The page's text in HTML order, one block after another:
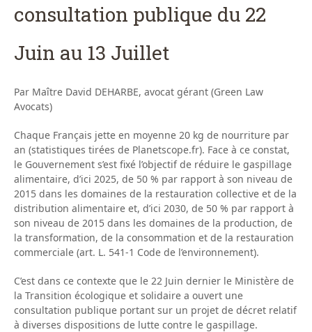
consultation publique du 22
Juin au 13 Juillet
Par Maître David DEHARBE, avocat gérant (Green Law
Avocats)
Chaque Français jette en moyenne 20 kg de nourriture par
an (statistiques tirées de Planetscope.fr). Face à ce constat,
le Gouvernement s’est fixé l’objectif de réduire le gaspillage
alimentaire, d’ici 2025, de 50 % par rapport à son niveau de
2015 dans les domaines de la restauration collective et de la
distribution alimentaire et, d’ici 2030, de 50 % par rapport à
son niveau de 2015 dans les domaines de la production, de
la transformation, de la consommation et de la restauration
commerciale (art. L. 541-1 Code de l’environnement).
C’est dans ce contexte que le 22 Juin dernier le Ministère de
la Transition écologique et solidaire a ouvert une
consultation publique portant sur un projet de décret relatif
à diverses dispositions de lutte contre le gaspillage.